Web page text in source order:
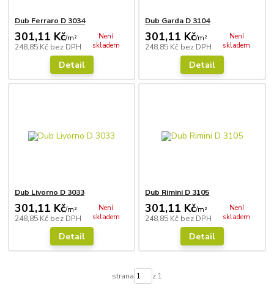
Dub Ferraro D 3034
301,11 Kč/m²
248,85 Kč bez DPH
Není
skladem
Detail
Dub Garda D 3104
301,11 Kč/m²
248,85 Kč bez DPH
Není
skladem
Detail
Dub Livorno D 3033
301,11 Kč/m²
248,85 Kč bez DPH
Není
skladem
Detail
Dub Rimini D 3105
301,11 Kč/m²
248,85 Kč bez DPH
Není
skladem
Detail
strana z 1